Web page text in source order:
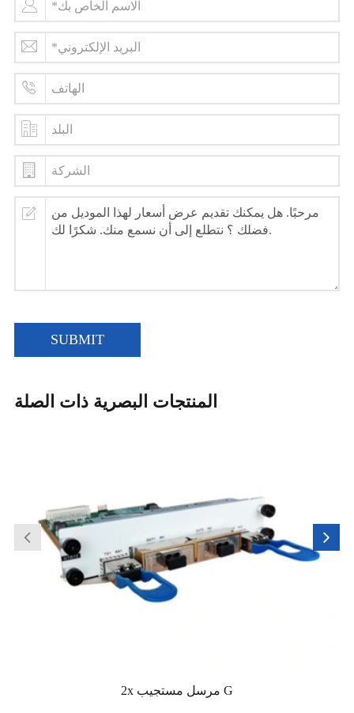
SUBMIT
المنتجات البصرية ذات الصلة
2x مرسل مستجيب G